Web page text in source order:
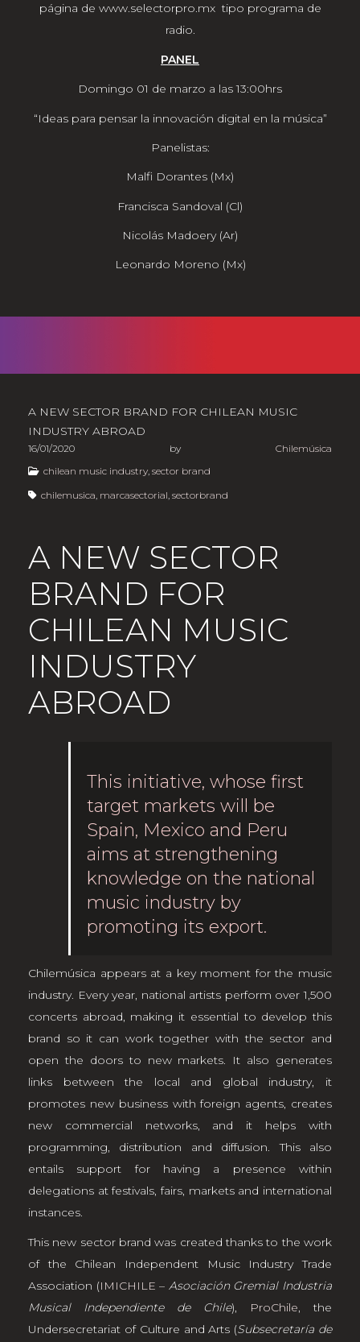
página de www.selectorpro.mxtipo programa de
radio.
PANEL
Domingo 01 de marzo a las 13:00hrs
“Ideas para pensar la innovación digital en la música”
Panelistas:
Malfi Dorantes (Mx)
Francisca Sandoval (Cl)
Nicolás Madoery (Ar)
Leonardo Moreno (Mx)
A NEW SECTOR BRAND FOR CHILEAN MUSIC
INDUSTRY ABROAD
16/01/2020 by Chilemúsica
chilean music industry, sector brand
chilemusica, marcasectorial, sectorbrand
A NEW SECTOR
BRAND FOR
CHILEAN MUSIC
INDUSTRY
ABROAD
This initiative, whose first
target markets will be
Spain, Mexico and Peru
aims at strengthening
knowledge on the national
music industry by
promoting its export.
Chilemúsica appears at a key moment for the music
industry. Every year, national artists perform over 1,500
concerts abroad, making it essential to develop this
brand so it can work together with the sector and
open the doors to new markets. It also generates
links between the local and global industry, it
promotes new business with foreign agents, creates
new commercial networks, and it helps with
programming, distribution and diffusion. This also
entails support for having a presence within
delegations at festivals, fairs, markets and international
instances.
This new sector brand was created thanks to the work
of the Chilean Independent Music Industry Trade
Association (IMICHILE – Asociación Gremial Industria
Musical Independiente de Chile), ProChile, the
Undersecretariat of Culture and Arts (Subsecretaría de